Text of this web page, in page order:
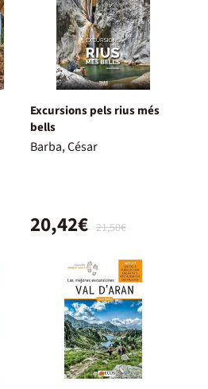
Excursions pels rius més
bells
Barba, César
21,50€
20,42€